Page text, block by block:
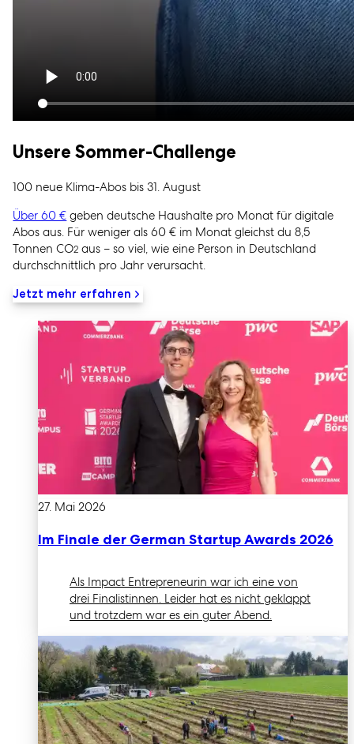
Unsere Sommer-Challenge
100 neue Klima-Abos bis 31. August
Über 60 € geben deutsche Haushalte pro Monat für digitale
Abos aus. Für weniger als 60 € im Monat gleichst du 8,5
Tonnen CO2 aus – so viel, wie eine Person in Deutschland
durchschnittlich pro Jahr verursacht.
Jetzt mehr erfahren
27. Mai 2026
Im Finale der German Startup Awards 2026
Als Impact Entrepreneurin war ich eine von
drei Finalistinnen. Leider hat es nicht geklappt
und trotzdem war es ein guter Abend.